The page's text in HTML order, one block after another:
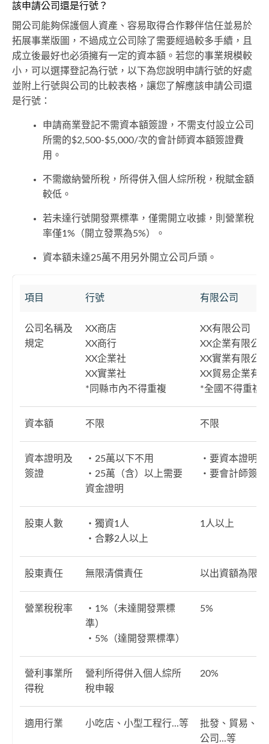
該申請公司還是行號？
開公司能夠保護個人資產、容易取得合作夥伴信任並易於
拓展事業版圖，不過成立公司除了需要經過較多手續，且
成立後最好也必須擁有一定的資本額。若您的事業規模較
小，可以選擇登記為行號，以下為您說明申請行號的好處
並附上行號與公司的比較表格，讓您了解應該申請公司還
是行號：
申請商業登記不需資本額簽證，不需支付設立公司
所需的$2,500-$5,000/次的會計師資本額簽證費
用。
不需繳納營所稅，所得併入個人綜所稅，稅賦金額
較低。
若未達行號開發票標準，僅需開立收據，則營業稅
率僅1%（開立發票為5%）。
資本額未達25萬不用另外開立公司戶頭。
項目 行號 有限公司
公司名稱及
規定
XX商店
XX商行
XX企業社
XX實業社
*同縣市內不得重複
XX有限公司
XX企業有限公司
XX實業有限公司
XX貿易企業有
*全國不得重複
資本額 不限 不限
資本證明及
簽證
・25萬以下不用
・25萬（含）以上需要
資金證明
・要資本證明
・要會計師簽證
股東人數
・獨資1人
・合夥2人以上
1人以上
股東責任 無限清償責任 以出資額為限
營業稅稅率
・1%（未達開發票標
準）
・5%（達開發票標準）
5%
營利事業所
得稅
營利所得併入個人綜所
稅申報
20%
適用行業 小吃店、小型工程行...等
批發、貿易、
公司...等